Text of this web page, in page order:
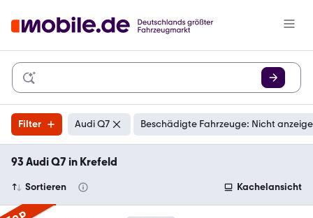
Filter Audi Q7 Beschädigte Fahrzeuge: Nicht
93 Audi Q7 in Krefeld
Sortieren Kachelansicht